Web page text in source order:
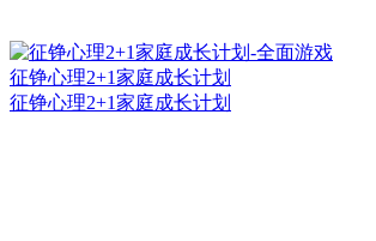
征铮心理2+1家庭成长计划
征铮心理2+1家庭成长计划